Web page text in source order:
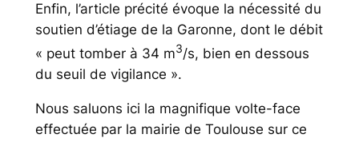
Enfin, l’article précité évoque la nécessité du
soutien d’étiage de la Garonne, dont le débit
« peut tomber à 34 m3/s, bien en dessous
du seuil de vigilance ».
Nous saluons ici la magnifique volte-face
effectuée par la mairie de Toulouse sur ce